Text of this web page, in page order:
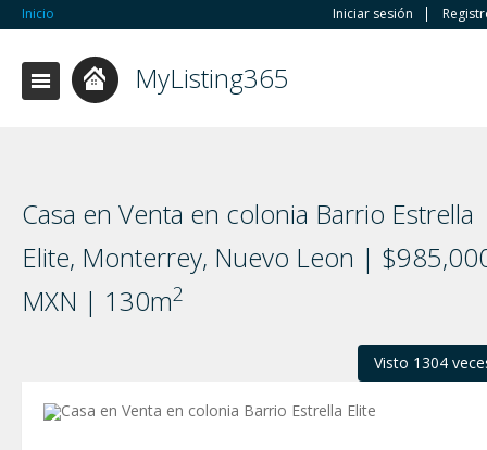
Inicio Iniciar sesión
MyListing365
Casa en Venta en colonia Barrio Estrella
Elite, Monterrey, Nuevo Leon |
MXN | 130m2
Visto 1304